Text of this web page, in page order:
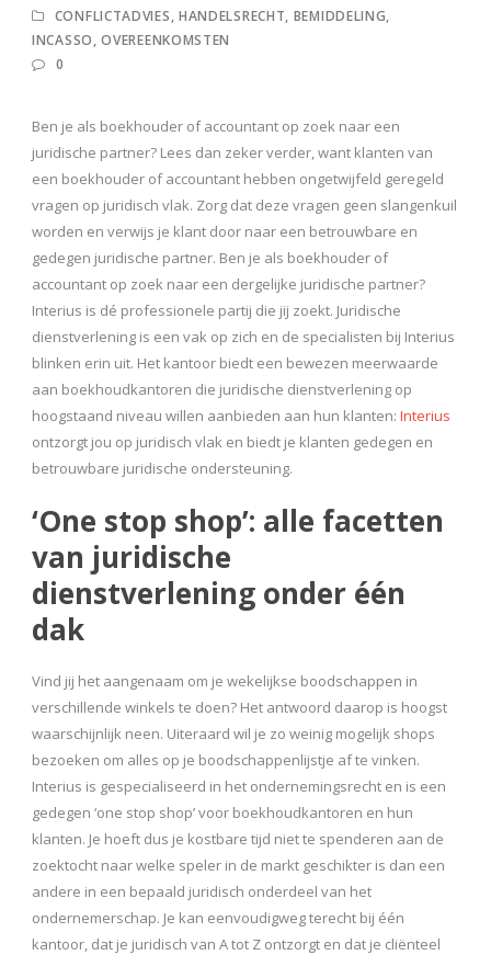
CONFLICTADVIES, HANDELSRECHT, BEMIDDELING,
INCASSO, OVEREENKOMSTEN
0
Ben je als boekhouder of accountant op zoek naar een
juridische partner? Lees dan zeker verder, want klanten van
een boekhouder of accountant hebben ongetwijfeld geregeld
vragen op juridisch vlak. Zorg dat deze vragen geen slangenkuil
worden en verwijs je klant door naar een betrouwbare en
gedegen juridische partner. Ben je als boekhouder of
accountant op zoek naar een dergelijke juridische partner?
Interius is dé professionele partij die jij zoekt. Juridische
dienstverlening is een vak op zich en de specialisten bij Interius
blinken erin uit. Het kantoor biedt een bewezen meerwaarde
aan boekhoudkantoren die juridische dienstverlening op
hoogstaand niveau willen aanbieden aan hun klanten: Interius
ontzorgt jou op juridisch vlak en biedt je klanten gedegen en
betrouwbare juridische ondersteuning.
‘One stop shop’: alle facetten
van juridische
dienstverlening onder één
dak
Vind jij het aangenaam om je wekelijkse boodschappen in
verschillende winkels te doen? Het antwoord daarop is hoogst
waarschijnlijk neen. Uiteraard wil je zo weinig mogelijk shops
bezoeken om alles op je boodschappenlijstje af te vinken.
Interius is gespecialiseerd in het ondernemingsrecht en is een
gedegen ‘one stop shop’ voor boekhoudkantoren en hun
klanten. Je hoeft dus je kostbare tijd niet te spenderen aan de
zoektocht naar welke speler in de markt geschikter is dan een
andere in een bepaald juridisch onderdeel van het
ondernemerschap. Je kan eenvoudigweg terecht bij één
kantoor, dat je juridisch van A tot Z ontzorgt en dat je cliënteel